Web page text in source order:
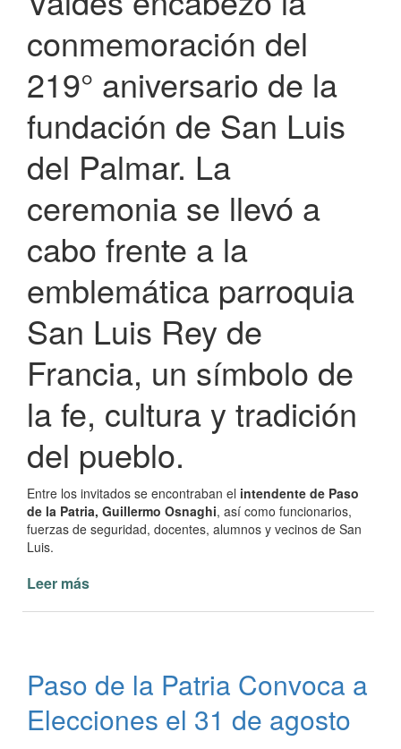
conmemoración del
219° aniversario de la
fundación de San Luis
del Palmar. La
ceremonia se llevó a
cabo frente a la
emblemática parroquia
San Luis Rey de
Francia, un símbolo de
la fe, cultura y tradición
del pueblo.
Entre los invitados se encontraban el intendente de Paso
de la Patria, Guillermo Osnaghi, así como funcionarios,
fuerzas de seguridad, docentes, alumnos y vecinos de San
Luis.
Leer más
219
Aniversario
de
Paso de la Patria Convoca a
Elecciones el 31 de agosto